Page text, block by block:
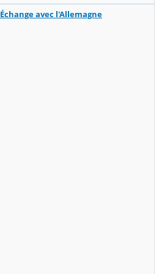
Échange avec l'Allemagne